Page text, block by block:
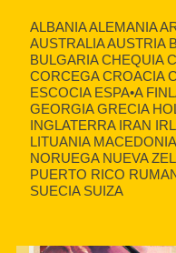
ALBANIA ALEMANIA
AUSTRALIA AUSTRIA
BULGARIA CHEQUIA
CORCEGA CROACIA
ESCOCIA ESPA•A
GEORGIA GRECIA
INGLATERRA IRAN
LITUANIA
NORUEGA NUEVA
PUERTO RICO
SUECIA SUIZA